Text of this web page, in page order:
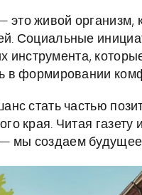
живой организм,
Социальные
в формировании
стать частью
края. Читая
мы создаем